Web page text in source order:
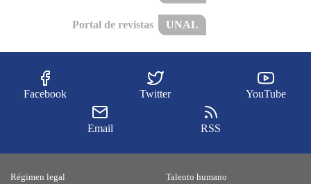
Portal de revistas UNAL
Facebook Twitter YouTube
Email RSS
Régimen legal
Talento humano